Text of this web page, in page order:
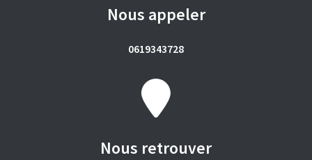
Nous appeler
0619343728
Nous retrouver